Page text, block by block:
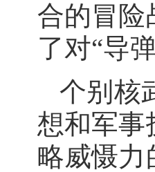
合的冒险
了对“导
个别核
想和军事
略威慑力